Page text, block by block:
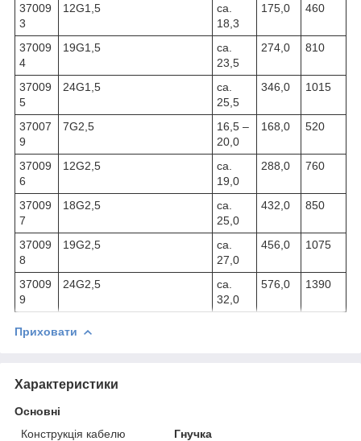
37009
3
12G1,5
ca.
18,3
175,0 460
37009
4
19G1,5
ca.
23,5
274,0 810
37009
5
24G1,5
ca.
25,5
346,0 1015
37007
9
7G2,5
16,5 –
20,0
168,0 520
37009
6
12G2,5
ca.
19,0
288,0 760
37009
7
18G2,5
ca.
25,0
432,0 850
37009
8
19G2,5
ca.
27,0
456,0 1075
37009
9
24G2,5
ca.
32,0
576,0 1390
Приховати
Характеристики
Основні
Конструкція кабелю
Гнучка